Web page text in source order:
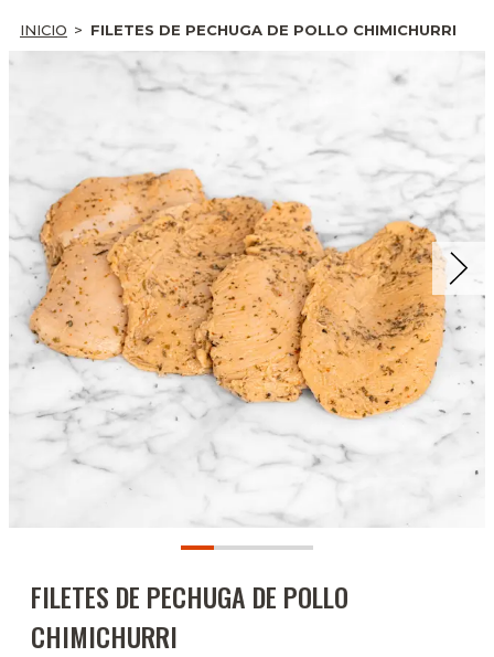
INICIO FILETES DE PECHUGA DE POLLO CHIMICHURRI
FILETES DE PECHUGA DE POLLO
CHIMICHURRI